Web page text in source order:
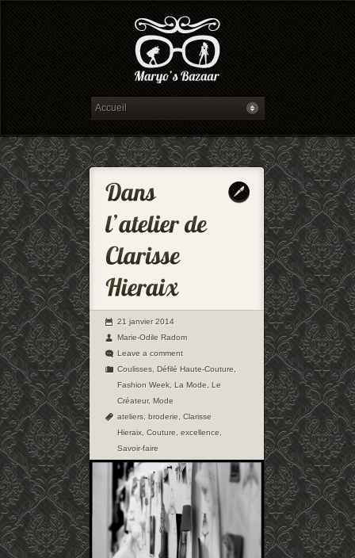
21 janvier 2014
Marie-Odile Radom
Leave a comment
Coulisses Défilé Haute-Couture
Fashion Week La Mode
Le
Créateur, Mode
ateliers broderie
Clarisse
Hieraix Couture excellence
Savoir-faire